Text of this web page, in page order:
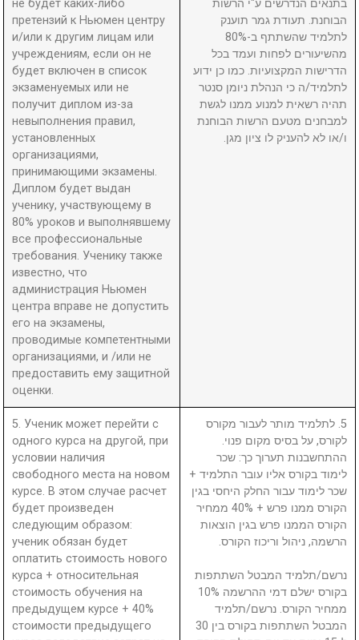
не будет каких-либо
претензий к Ньюмен центру
и/или к другим лицам или
учреждениям, если он не
будет включен в список
экзаменуемых или не
получит диплом из-за
невыполнения правил,
установленных
организациями,
принимающими экзамены.
Диплом будет выдан
ученику, участвующему в
80% уроков и выполнявшему
все профессиональные
требования. Ученику также
известно, что
администрация Ньюмен
центра вправе не допустить
его на экзамены,
проводимые компетентными
организациями, и /или не
предоставить ему защитной
оценки.
בתנאים הנדרשים ע"י הרשות
הבוחנת. תעודת גמר תוענק
לתלמיד שהשתתף ב-80%
מהשיעורים לפחות ועמד בכל
הדרישות המקצועיות. כמו כן ידוע
לתלמיד/ה כי הנהלת ניומן סנטר
תהיה רשאית למנוע ממנו לגשת
למבחנים מטעם הרשות הבוחנת
ו/או לא להעניק לו ציון מגן.
5. Ученик может перейти с
одного курса на другой, при
условии наличия
свободного места на новом
курсе. В этом случае расчет
будет произведен
следующим образом:
ученик обязан будет
оплатить стоимость нового
курса + относительная
стоимость обучения на
предыдущем курсе + 40%
стоимости предыдущего
5. לתלמיד מותר לעבור מקורס
לקורס, על בסיס מקום פנוי.
ההתחשבנות תערוך כך: שכר
לימוד בקורס אליו עובר התלמיד +
שכר לימוד עבור החלק היחסי בגין
הקורס ממנו פרש + 40% ממחיר
הקורס הממנו פרש בגין הוצאות
הרשמה, ניהול וריכוז הקורס.
נרשם/תלמיד המבטל השתתפות
בקורס ישלם דמי ההרשמה 10%
ממחיר הקורס. נרשם/תלמיד
המבטל השתתפות בקורס בין 30